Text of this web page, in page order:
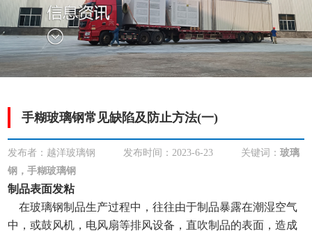
手糊玻璃钢常见缺陷及防止方法(一)
发布者：越洋玻璃钢 发布时间：2023-6-23 关键词：玻璃
钢，手糊玻璃钢
制品表面发粘
在玻璃钢制品生产过程中，往往由于制品暴露在潮湿空气
中，或鼓风机，电风扇等排风设备，直吹制品的表面，造成